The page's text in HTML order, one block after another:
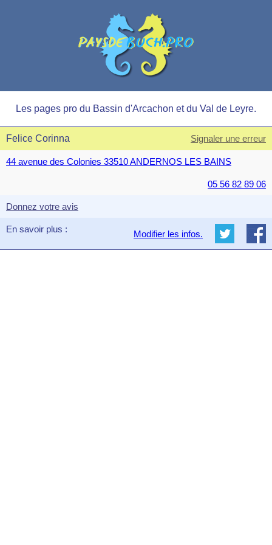
Les pages pro du Bassin d'Arcachon et du Val de Leyre.
Felice Corinna Signaler une erreur
44 avenue des Colonies 33510 ANDERNOS LES BAINS
05 56 82 89 06
Donnez votre avis
En savoir plus : Modifier les infos.